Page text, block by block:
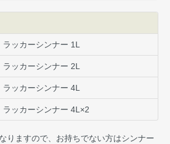
ラッカーシンナー 1L
ラッカーシンナー 2L
ラッカーシンナー 4L
ラッカーシンナー 4L×2
りますので、お持ちでない方はシンナー